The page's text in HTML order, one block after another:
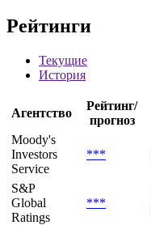
Рейтинги
Текущие
История
Агентство
Рейтинг/
прогноз
Moody's
Investors
Service
***
S&P
Global
Ratings
***